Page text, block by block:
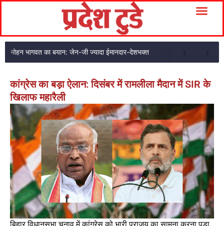
मोहन भागवत का बयान: जेन-जी ज्यादा ईमानदार-देशभक्त
कांग्रेस का बड़ा ऐलान: दिसंबर में रामलीला मैदान में SIR के
खिलाफ महारैली